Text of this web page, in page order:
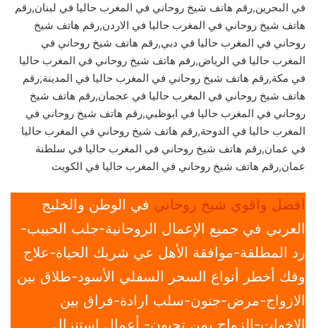
في البحرين,رقم هاتف شيخ روحاني في المغرب حاليا في لبنان,رقم
هاتف شيخ روحاني في المغرب حاليا في الاردن,رقم هاتف شيخ
روحاني في المغرب حاليا في دبي,رقم هاتف شيخ روحاني في
المغرب حاليا في الرياض,رقم هاتف شيخ روحاني في المغرب حاليا
في مكة,رقم هاتف شيخ روحاني في المغرب حاليا في المدينة,رقم
هاتف شيخ روحاني في المغرب حاليا في عجمان,رقم هاتف شيخ
روحاني في المغرب حاليا في ابوظبي,رقم هاتف شيخ روحاني في
المغرب حاليا في الدوحة,رقم هاتف شيخ روحاني في المغرب حاليا
في عمان,رقم هاتف شيخ روحاني في المغرب حاليا في سلطنة
عمان,رقم هاتف شيخ روحاني في المغرب حاليا في الكويت
افضل واقوي شيخ روحاني في الوطن والخليج
العربي في جميع الإعمال الروحانية-جلب الحبيب-
رد المطلقة-موافقة الأهل عي شريك الحياة-علاج
وفك أخطر أنواع السحر السفلي الأسود-طلاق بين
الازواج-مرض-جنون-سلب ارادة-فراق بين